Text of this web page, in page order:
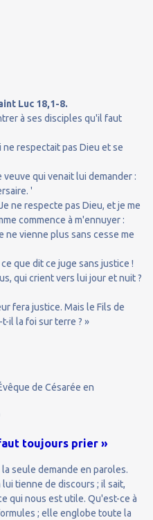
Luc 18,1-8.
à ses disciples qu'il faut
ne respectait pas Dieu et se
qui venait lui demander :
'
ne respecte pas Dieu, et je me
commence à m'ennuyer :
vienne plus sans cesse me
que dit ce juge sans justice !
qui crient vers lui jour et nuit ?
fera justice. Mais le Fils de
il la foi sur terre ? »
de Césarée en
toujours prier »
seule demande en paroles.
tienne de discours ; il sait,
qui nous est utile. Qu'est-ce à
; elle englobe toute la